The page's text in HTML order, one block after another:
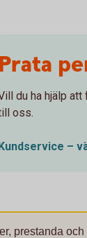
Prata
du ha hjälp
oss.
–
prestanda och